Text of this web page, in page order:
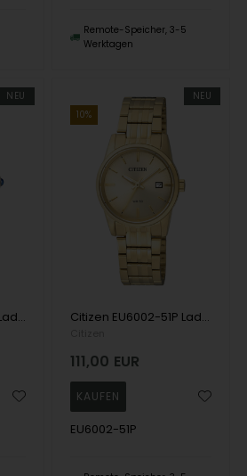
Remote-Speicher, 3-5
Werktagen
NEU
Citizen EM1070-83A Ladies Watch Eco-Drive Elegance 30mm 5ATM Wristwatch
NEU
10%
Citizen EU6002-51P Ladies Watch Quartz 27mm 5ATM Wristwatch
111,00 EUR
EU6002-51P